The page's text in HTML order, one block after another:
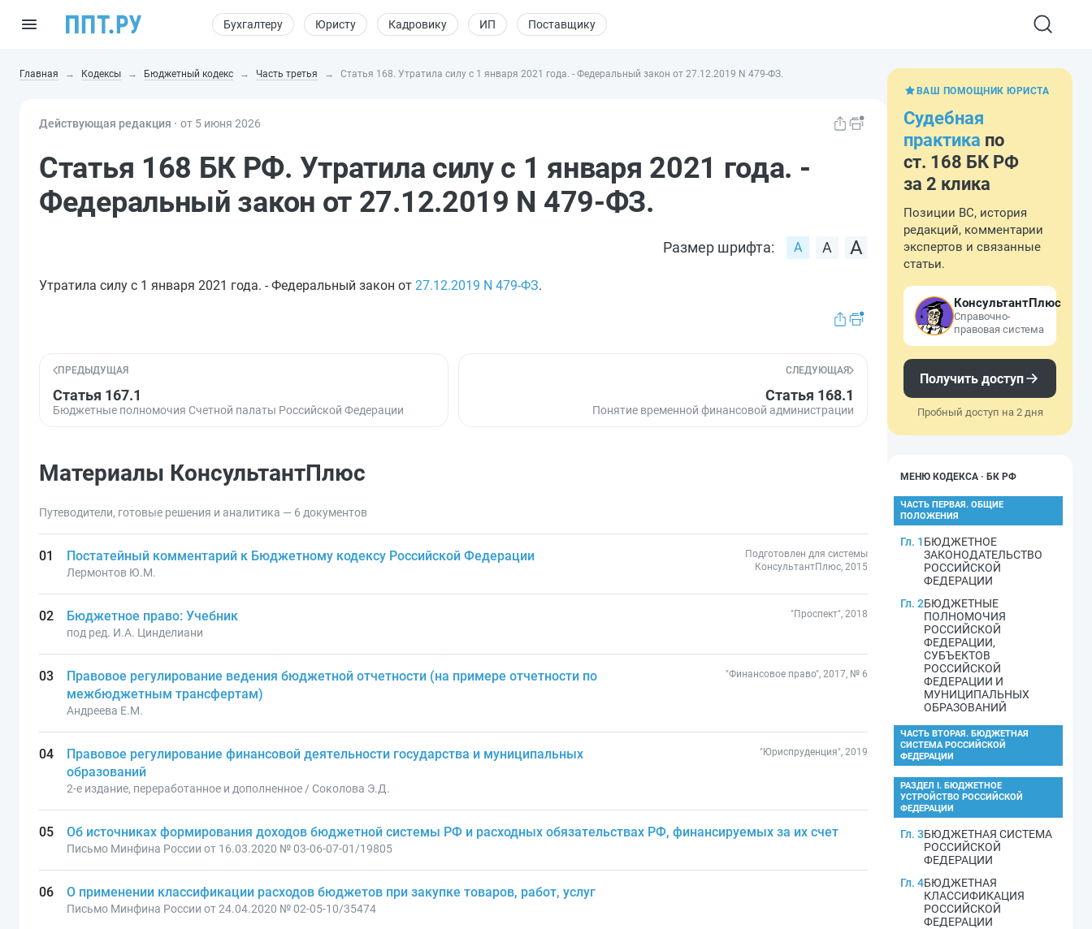
Бухгалтеру Юристу Кадровику ИП Поставщику
Главная Кодексы Бюджетный кодекс Часть третья Статья 168. Утратила силу с 1 января 2021 года. - Федеральный закон от 27.12.2019 N 479-ФЗ.
Действующая редакция ⸱ от 5 июня 2026
Статья 168 БК РФ. Утратила силу с 1 января 2021 года. -
Федеральный закон от 27.12.2019 N 479-ФЗ.
Размер шрифта:
Утратила силу с 1 января 2021 года. - Федеральный закон от 27.12.2019 N 479-ФЗ.
ПРЕДЫДУЩАЯ
Статья 167.1
Бюджетные полномочия Счетной палаты Российской Федерации
СЛЕДУЮЩАЯ
Статья 168.1
Понятие временной финансовой администрации
Материалы КонсультантПлюс
Путеводители, готовые решения и аналитика — 6 документов
Постатейный комментарий к Бюджетному кодексу Российской Федерации
Лермонтов Ю.М.
Подготовлен для системы
КонсультантПлюс, 2015
Бюджетное право: Учебник
под ред. И.А. Цинделиани
"Проспект", 2018
Правовое регулирование ведения бюджетной отчетности (на примере отчетности по
межбюджетным трансфертам)
Андреева Е.М.
"Финансовое право", 2017, № 6
Правовое регулирование финансовой деятельности государства и муниципальных
образований
2-е издание, переработанное и дополненное / Соколова Э.Д.
"Юриспруденция", 2019
Об источниках формирования доходов бюджетной системы РФ и расходных обязательствах РФ, финансируемых за их счет
Письмо Минфина России от 16.03.2020 № 03-06-07-01/19805
О применении классификации расходов бюджетов при закупке товаров, работ, услуг
Письмо Минфина России от 24.04.2020 № 02-05-10/35474
ВАШ ПОМОЩНИК ЮРИСТА
Судебная
практика по
ст. 168 БК РФ
за 2 клика
Позиции ВС, история
редакций, комментарии
экспертов и связанные
статьи.
КонсультантПлюс
Справочно-
правовая система
Получить доступ
Пробный доступ на 2 дня
МЕНЮ КОДЕКСА · БК РФ
ЧАСТЬ ПЕРВАЯ. ОБЩИЕ
ПОЛОЖЕНИЯ
Гл. 1БЮДЖЕТНОЕ
ЗАКОНОДАТЕЛЬСТВО
РОССИЙСКОЙ
ФЕДЕРАЦИИ
Гл. 2БЮДЖЕТНЫЕ
ПОЛНОМОЧИЯ
РОССИЙСКОЙ
ФЕДЕРАЦИИ,
СУБЪЕКТОВ
РОССИЙСКОЙ
ФЕДЕРАЦИИ И
МУНИЦИПАЛЬНЫХ
ОБРАЗОВАНИЙ
ЧАСТЬ ВТОРАЯ. БЮДЖЕТНАЯ
СИСТЕМА РОССИЙСКОЙ
ФЕДЕРАЦИИ
РАЗДЕЛ I. БЮДЖЕТНОЕ
УСТРОЙСТВО РОССИЙСКОЙ
ФЕДЕРАЦИИ
Гл. 3БЮДЖЕТНАЯ СИСТЕМА
РОССИЙСКОЙ
ФЕДЕРАЦИИ
Гл. 4БЮДЖЕТНАЯ
КЛАССИФИКАЦИЯ
РОССИЙСКОЙ
ФЕДЕРАЦИИ